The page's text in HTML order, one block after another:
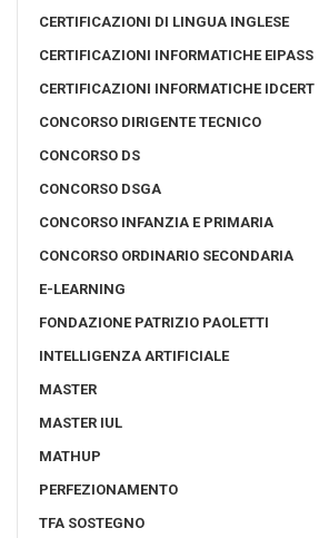
CERTIFICAZIONI DI LINGUA INGLESE
CERTIFICAZIONI INFORMATICHE EIPASS
CERTIFICAZIONI INFORMATICHE IDCERT
CONCORSO DIRIGENTE TECNICO
CONCORSO DS
CONCORSO DSGA
CONCORSO INFANZIA E PRIMARIA
CONCORSO ORDINARIO SECONDARIA
E-LEARNING
FONDAZIONE PATRIZIO PAOLETTI
INTELLIGENZA ARTIFICIALE
MASTER
MASTER IUL
MATHUP
PERFEZIONAMENTO
TFA SOSTEGNO